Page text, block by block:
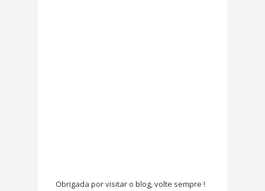
Obrigada por visitar o blog, volte sempre !